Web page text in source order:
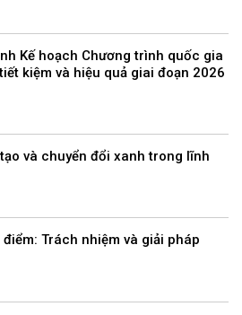
Kế hoạch Chương trình quốc gia
kiệm và hiệu quả giai đoạn 2026
và chuyển đổi xanh trong lĩnh
Trách nhiệm và giải pháp